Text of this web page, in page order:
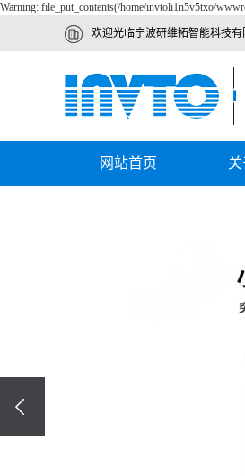
Warning: file_put_contents(/home/invtoli1n5v5txo/
欢迎光临宁波研维拓智能科技
网站首页 关